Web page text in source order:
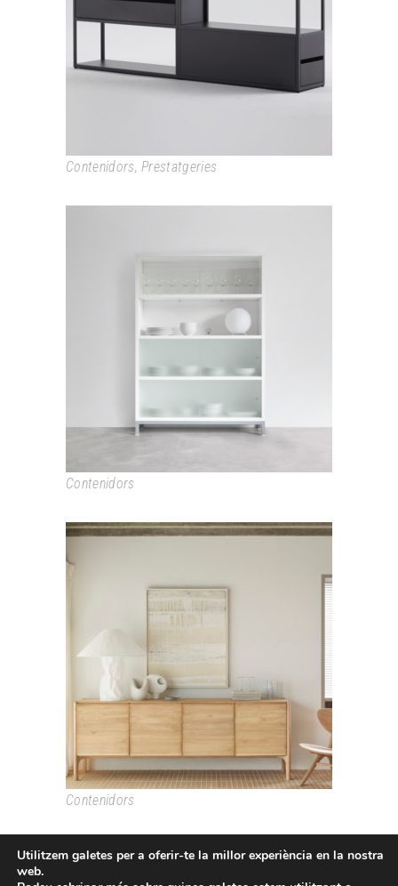
NEW ORDER
Contenidors,Prestatgeries
SAPPORO
Contenidors
Contenidors
Utilitzem galetes per a oferir-te la millor experiència en la nostra
web.